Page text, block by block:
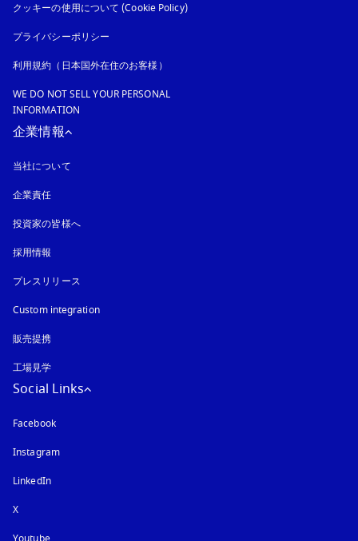
クッキーの使用について (Cookie Policy)新しいタブに表示されます
プライバシーポリシー
利用規約（日本国外在住のお客様）
WE DO NOT SELL YOUR PERSONAL
INFORMATION
企業情報
当社について
企業責任
投資家の皆様へ
採用情報
プレスリリース
Custom integration
販売提携
工場見学
Social Links
Facebook
Instagram新しいタブに表示されます
LinkedIn
X